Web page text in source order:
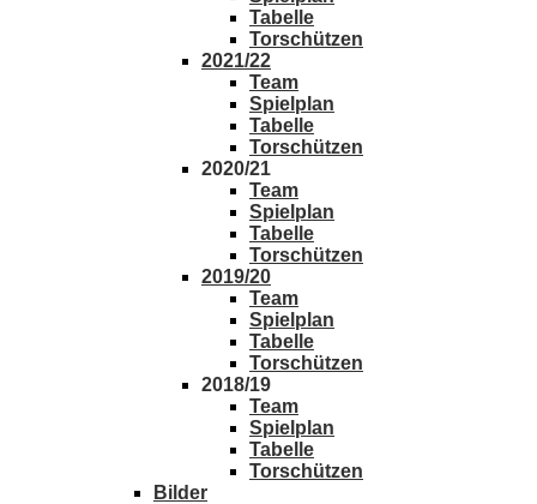
Tabelle
Torschützen
2021/22
Team
Spielplan
Tabelle
Torschützen
2020/21
Team
Spielplan
Tabelle
Torschützen
2019/20
Team
Spielplan
Tabelle
Torschützen
2018/19
Team
Spielplan
Tabelle
Torschützen
Bilder